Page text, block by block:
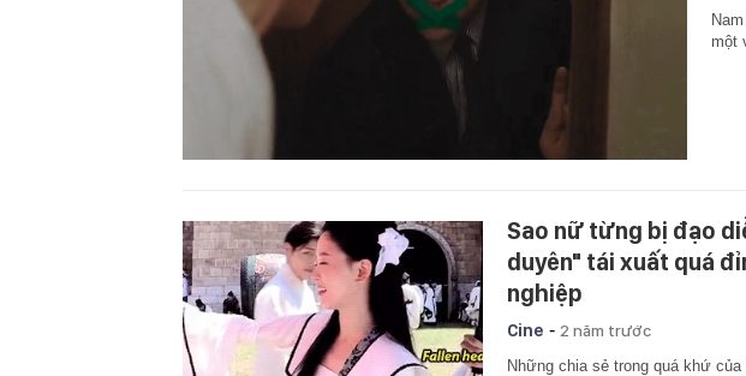
một
Sao nữ từng bị đạo
duyên" tái xuất quá
nghiệp
Cine - 2 năm trước
Những chia sẻ trong quá khứ